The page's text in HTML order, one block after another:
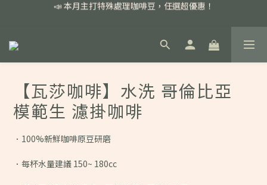
📣 本月主打特殊處理咖啡豆，任選超優惠！
📣 📣 新加入會員即享百元購物金，消費滿額再享免運費！
📣 本月主打特殊處理咖啡豆，任選超優惠！
【瓦莎咖啡】水洗 哥倫比亞
模範生 濾掛咖啡
．100%新鮮咖啡原豆研磨
．每杯水量建議 150~ 180cc